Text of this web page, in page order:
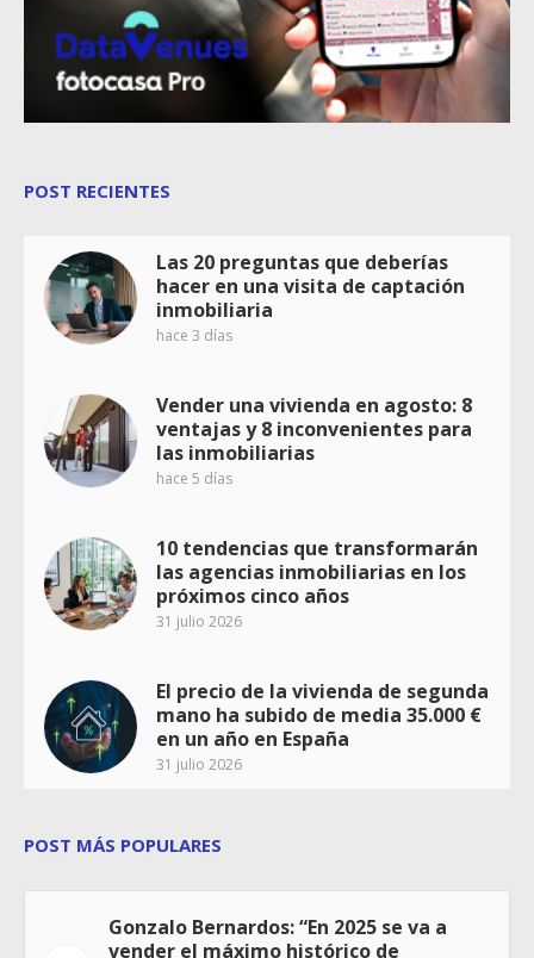
POST RECIENTES
Las 20 preguntas que deberías
hacer en una visita de captación
inmobiliaria
hace 3 días
Vender una vivienda en agosto: 8
ventajas y 8 inconvenientes para
las inmobiliarias
hace 5 días
10 tendencias que transformarán
las agencias inmobiliarias en los
próximos cinco años
31 julio 2026
El precio de la vivienda de segunda
mano ha subido de media 35.000 €
en un año en España
31 julio 2026
POST MÁS POPULARES
Gonzalo Bernardos: “En 2025 se va a
vender el máximo histórico de